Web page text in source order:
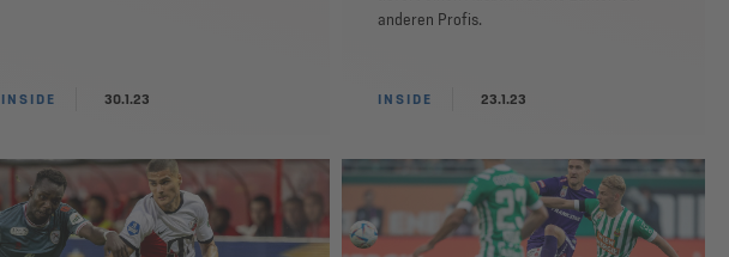
INSIDE 30.1.23
anderen Profis.
INSIDE 23.1.23